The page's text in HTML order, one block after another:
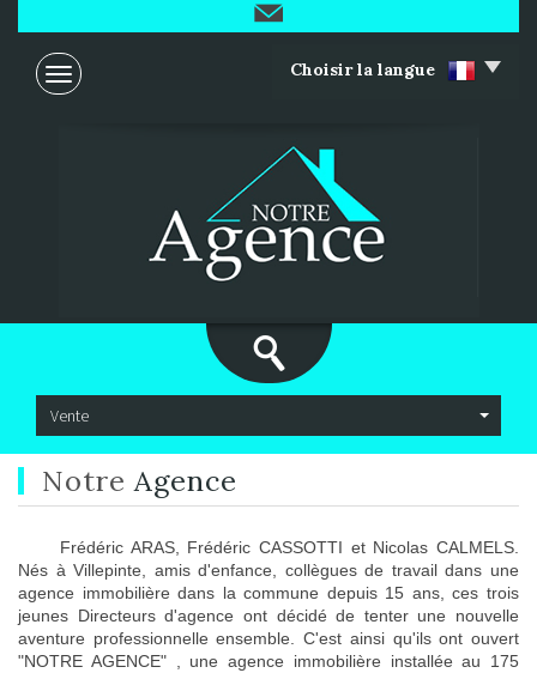
Choisir la langue
NotreAgence
Frédéric ARAS, Frédéric CASSOTTI et Nicolas CALMELS.
Nés à Villepinte, amis d'enfance, collègues de travail dans une
agence immobilière dans la commune depuis 15 ans, ces trois
jeunes Directeurs d'agence ont décidé de tenter une nouvelle
aventure professionnelle ensemble. C'est ainsi qu'ils ont ouvert
"NOTRE AGENCE" , une agence immobilière installée au 175
Vente